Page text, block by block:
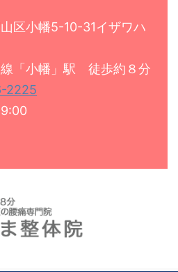
区小幡5-10-31イザワハ
「小幡」駅 徒歩約８分
2225